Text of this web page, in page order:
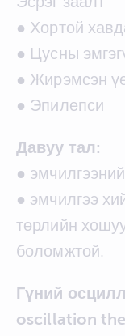
● Хортой
● Цусны
● Жирэмсэн
● Эпилепси
Давуу тал:
●
● эмчилгээ
төрлийн
боломжтой.
Гүний
oscillation